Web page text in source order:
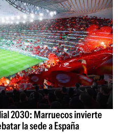
2030: Marruecos invierte
la sede a España